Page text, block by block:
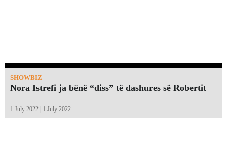
SHOWBIZ
Nora Istrefi ja bënë “diss” të dashures së Robertit
1 July 2022 | 1 July 2022